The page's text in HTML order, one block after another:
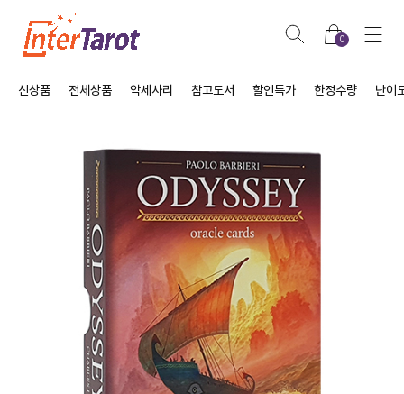
0
신상품 전체상품 악세사리 참고도서 할인특가 한정수량 난이